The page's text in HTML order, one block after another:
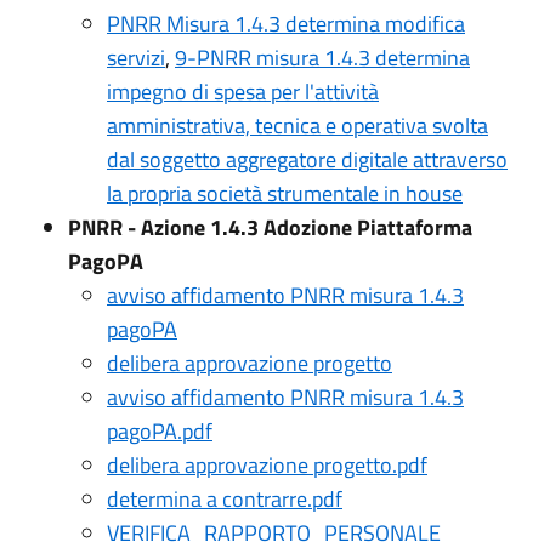
PNRR Misura 1.4.3 determina modifica
servizi,9-PNRR misura 1.4.3 determina
impegno di spesa per l'attività
amministrativa, tecnica e operativa svolta
dal soggetto aggregatore digitale attraverso
la propria società strumentale in house
PNRR - Azione 1.4.3 Adozione Piattaforma
PagoPA
avviso affidamento PNRR misura 1.4.3
pagoPA
delibera approvazione progetto
avviso affidamento PNRR misura 1.4.3
pagoPA.pdf
delibera approvazione progetto.pdf
determina a contrarre.pdf
VERIFICA_RAPPORTO_PERSONALE